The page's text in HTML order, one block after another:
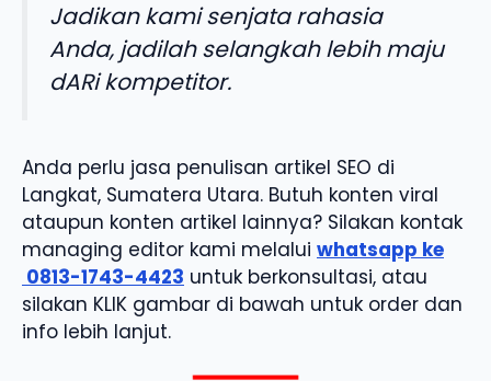
Jadikan kami senjata rahasia
Anda, jadilah selangkah lebih maju
dARi kompetitor.
Anda perlu jasa penulisan artikel SEO di
Langkat, Sumatera Utara. Butuh konten viral
ataupun konten artikel lainnya? Silakan kontak
managing editor kami melalui whatsapp ke
0813-1743-4423 untuk berkonsultasi, atau
silakan KLIK gambar di bawah untuk order dan
info lebih lanjut.